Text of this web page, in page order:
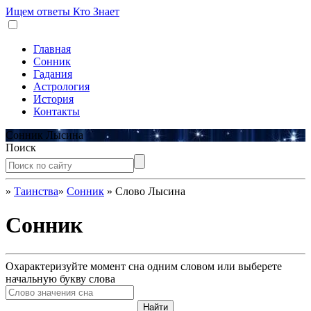
Ищем ответы Кто Знает
Главная
Сонник
Гадания
Астрология
История
Контакты
Сонник Лысина
Поиск
» Таинства» Сонник » Слово Лысина
Сонник
Охарактеризуйте момент сна одним словом или выберете
начальную букву слова